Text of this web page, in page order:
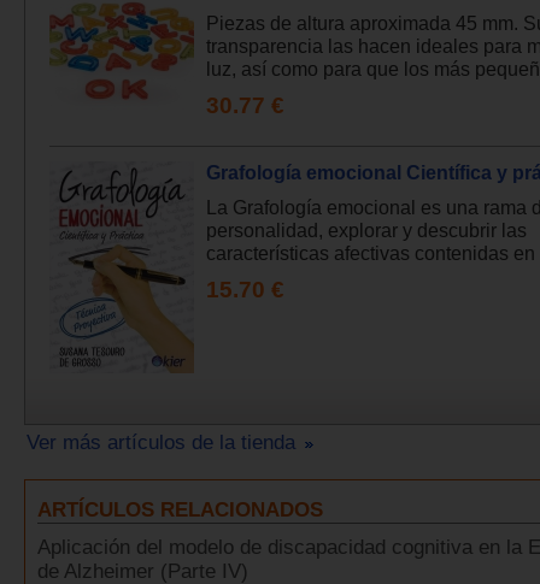
Piezas de altura aproximada 45 mm.
transparencia las hacen ideales para
luz, así como para que los más
30.77 €
Grafología emocional Científica y
La Grafología emocional es una rama
personalidad, explorar y descubrir las
características afectivas contenidas en
15.70 €
Ver más artículos de la tienda
ARTÍCULOS RELACIONADOS
Aplicación del modelo de discapacidad cognitiva en la
de Alzheimer (Parte IV)